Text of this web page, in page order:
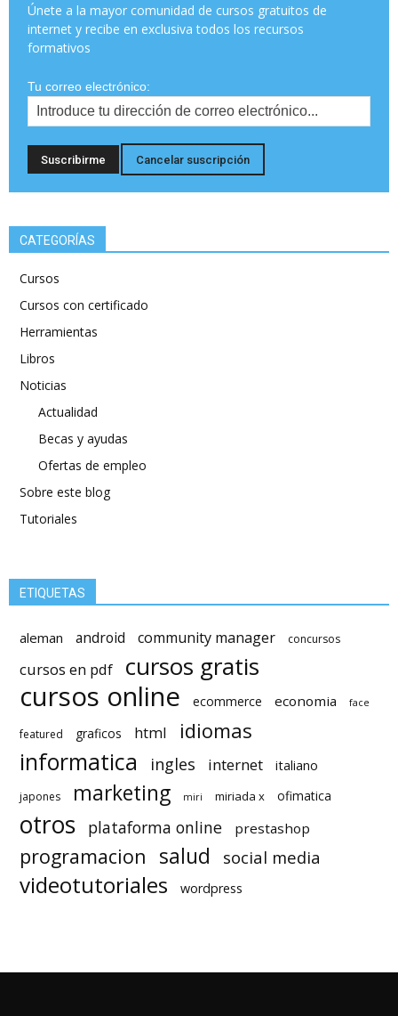
Únete a la mayor comunidad de cursos gratuitos de
internet y recibe en exclusiva todos los recursos
formativos
Tu correo electrónico:
CATEGORÍAS
Cursos
Cursos con certificado
Herramientas
Libros
Noticias
Actualidad
Becas y ayudas
Ofertas de empleo
Sobre este blog
Tutoriales
ETIQUETAS
aleman android community manager concursos
cursos en pdf cursos gratis
cursos online ecommerce economia face
featured graficos html idiomas
informatica ingles internet italiano
japones marketing miri miriada x ofimatica
otros plataforma online prestashop
programacion salud social media
videotutoriales wordpress